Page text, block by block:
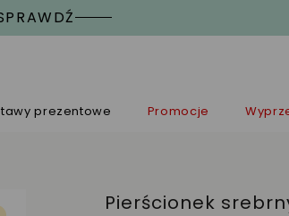
prezentowe Promocje
Pierścionek